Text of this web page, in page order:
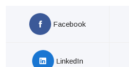
Facebook
LinkedIn